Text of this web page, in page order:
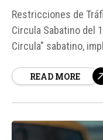
Restricciones de
Circula Sabatino del
Circula" sabatino,
busca reducir la
READ MORE